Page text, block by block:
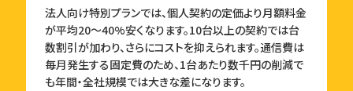
法人向け特別プランでは、個人契約の定価より月額料金
が平均20〜40%安くなります。10台以上の契約では台
数割引が加わり、さらにコストを抑えられます。通信費は
毎月発生する固定費のため、1台あたり数千円の削減で
も年間・全社規模では大きな差になります。